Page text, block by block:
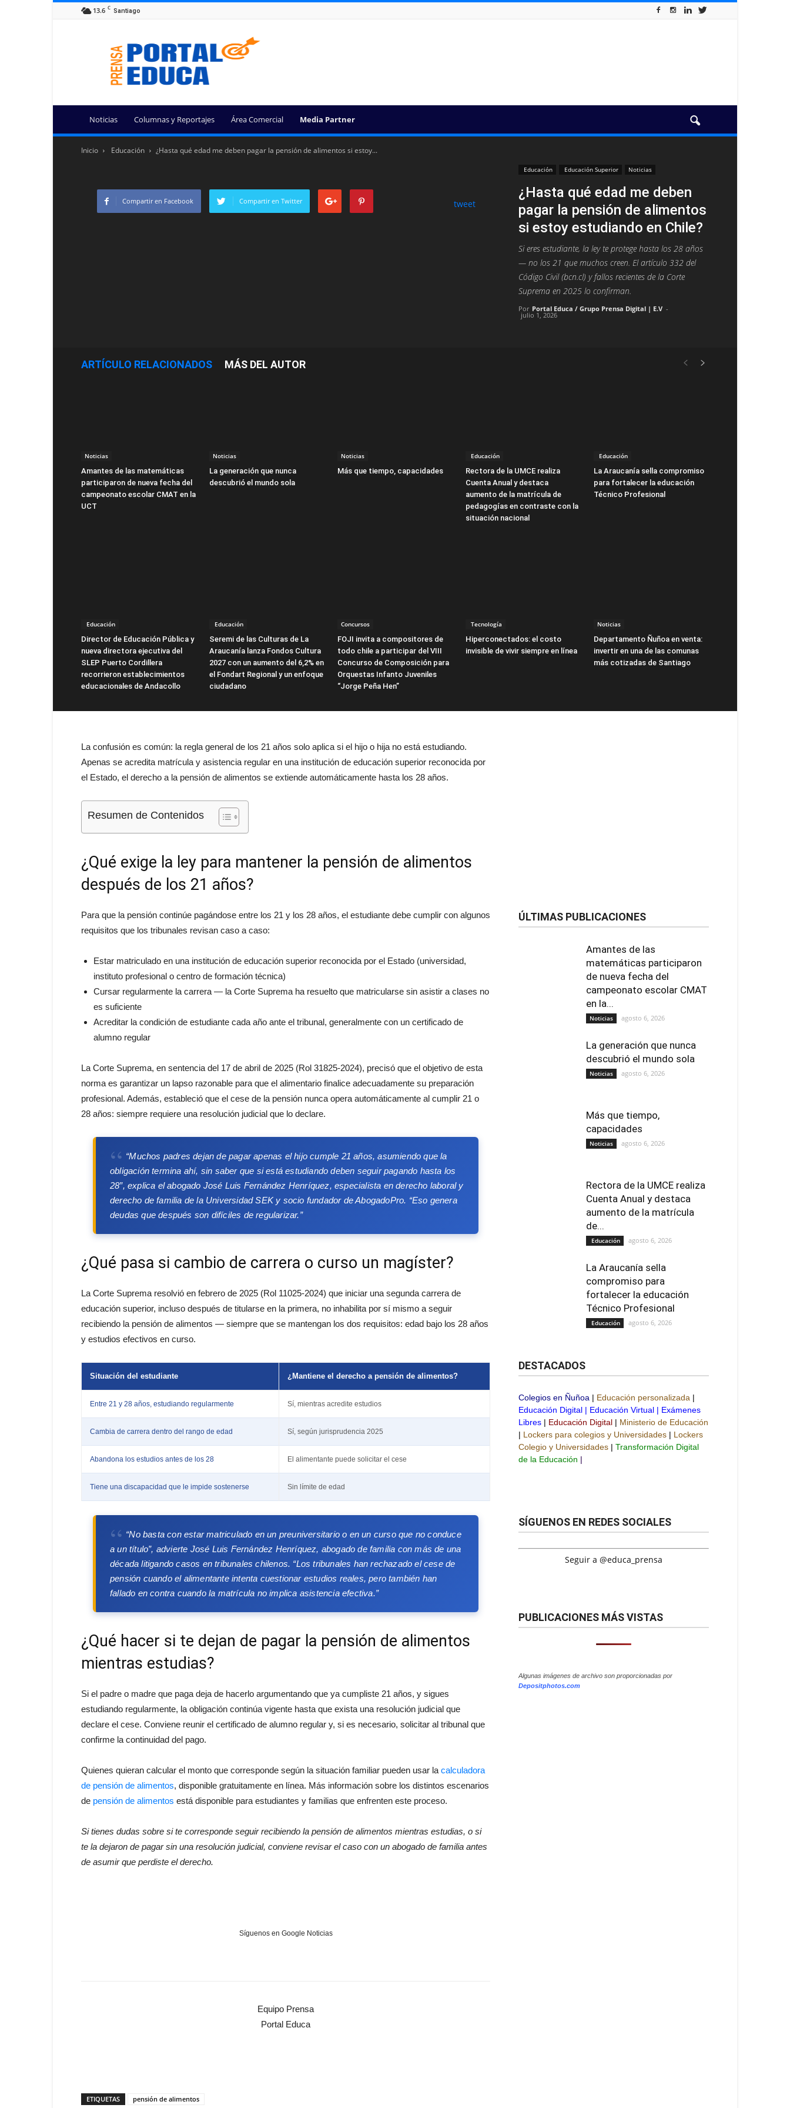
13.6 C Santiago
Portal
Educa
Noticias Columnas y Reportajes Área Comercial Media Partner
Inicio Educación ¿Hasta qué edad me deben pagar la pensión de alimentos si estoy...
Educación Educación Superior Noticias
¿Hasta qué edad me deben
pagar la pensión de alimentos
si estoy estudiando en Chile?
Si eres estudiante, la ley te protege hasta los 28 años
— no los 21 que muchos creen. El artículo 332 del
Código Civil (bcn.cl) y fallos recientes de la Corte
Suprema en 2025 lo confirman.
Por Portal Educa / Grupo Prensa Digital | E.V -
julio 1, 2026
Compartir en Facebook Compartir en Twitter tweet
ARTÍCULO RELACIONADOS MÁS DEL AUTOR
Noticias
Amantes de las matemáticas
participaron de nueva fecha del
campeonato escolar CMAT en la
UCT
Noticias
La generación que nunca
descubrió el mundo sola
Noticias
Más que tiempo, capacidades
Educación
Rectora de la UMCE realiza
Cuenta Anual y destaca
aumento de la matrícula de
pedagogías en contraste con la
situación nacional
Educación
La Araucanía sella compromiso
para fortalecer la educación
Técnico Profesional
Educación
Director de Educación Pública y
nueva directora ejecutiva del
SLEP Puerto Cordillera
recorrieron establecimientos
educacionales de Andacollo
Educación
Seremi de las Culturas de La
Araucanía lanza Fondos Cultura
2027 con un aumento del 6,2% en
el Fondart Regional y un enfoque
ciudadano
Concursos
FOJI invita a compositores de
todo chile a participar del VIII
Concurso de Composición para
Orquestas Infanto Juveniles
“Jorge Peña Hen”
Tecnología
Hiperconectados: el costo
invisible de vivir siempre en línea
Noticias
Departamento Ñuñoa en venta:
invertir en una de las comunas
más cotizadas de Santiago
La confusión es común: la regla general de los 21 años solo aplica si el hijo o hija no está estudiando.
Apenas se acredita matrícula y asistencia regular en una institución de educación superior reconocida por
el Estado, el derecho a la pensión de alimentos se extiende automáticamente hasta los 28 años.
Resumen de Contenidos
¿Qué exige la ley para mantener la pensión de alimentos
después de los 21 años?
Para que la pensión continúe pagándose entre los 21 y los 28 años, el estudiante debe cumplir con algunos
requisitos que los tribunales revisan caso a caso:
Estar matriculado en una institución de educación superior reconocida por el Estado (universidad,
instituto profesional o centro de formación técnica)
Cursar regularmente la carrera — la Corte Suprema ha resuelto que matricularse sin asistir a clases no
es suficiente
Acreditar la condición de estudiante cada año ante el tribunal, generalmente con un certificado de
alumno regular
La Corte Suprema, en sentencia del 17 de abril de 2025 (Rol 31825-2024), precisó que el objetivo de esta
norma es garantizar un lapso razonable para que el alimentario finalice adecuadamente su preparación
profesional. Además, estableció que el cese de la pensión nunca opera automáticamente al cumplir 21 o
28 años: siempre requiere una resolución judicial que lo declare.
“Muchos padres dejan de pagar apenas el hijo cumple 21 años, asumiendo que la
obligación termina ahí, sin saber que si está estudiando deben seguir pagando hasta los
28”, explica el abogado José Luis Fernández Henríquez, especialista en derecho laboral y
derecho de familia de la Universidad SEK y socio fundador de AbogadoPro. “Eso genera
deudas que después son difíciles de regularizar.”
¿Qué pasa si cambio de carrera o curso un magíster?
La Corte Suprema resolvió en febrero de 2025 (Rol 11025-2024) que iniciar una segunda carrera de
educación superior, incluso después de titularse en la primera, no inhabilita por sí mismo a seguir
recibiendo la pensión de alimentos — siempre que se mantengan los dos requisitos: edad bajo los 28 años
y estudios efectivos en curso.
Situación del estudiante ¿Mantiene el derecho a pensión de alimentos?
Entre 21 y 28 años, estudiando regularmente Sí, mientras acredite estudios
Cambia de carrera dentro del rango de edad Sí, según jurisprudencia 2025
Abandona los estudios antes de los 28 El alimentante puede solicitar el cese
Tiene una discapacidad que le impide sostenerse Sin límite de edad
“No basta con estar matriculado en un preuniversitario o en un curso que no conduce
a un título”, advierte José Luis Fernández Henríquez, abogado de familia con más de una
década litigando casos en tribunales chilenos. “Los tribunales han rechazado el cese de
pensión cuando el alimentante intenta cuestionar estudios reales, pero también han
fallado en contra cuando la matrícula no implica asistencia efectiva.”
¿Qué hacer si te dejan de pagar la pensión de alimentos
mientras estudias?
Si el padre o madre que paga deja de hacerlo argumentando que ya cumpliste 21 años, y sigues
estudiando regularmente, la obligación continúa vigente hasta que exista una resolución judicial que
declare el cese. Conviene reunir el certificado de alumno regular y, si es necesario, solicitar al tribunal que
confirme la continuidad del pago.
Quienes quieran calcular el monto que corresponde según la situación familiar pueden usar la calculadora
de pensión de alimentos, disponible gratuitamente en línea. Más información sobre los distintos escenarios
de pensión de alimentos está disponible para estudiantes y familias que enfrenten este proceso.
Si tienes dudas sobre si te corresponde seguir recibiendo la pensión de alimentos mientras estudias, o si
te la dejaron de pagar sin una resolución judicial, conviene revisar el caso con un abogado de familia antes
de asumir que perdiste el derecho.
Síguenos en Google Noticias
Equipo Prensa
Portal Educa
ETIQUETAS pensión de alimentos
ÚLTIMAS PUBLICACIONES
Amantes de las
matemáticas participaron
de nueva fecha del
campeonato escolar CMAT
en la...
Noticias agosto 6, 2026
La generación que nunca
descubrió el mundo sola
Noticias agosto 6, 2026
Más que tiempo,
capacidades
Noticias agosto 6, 2026
Rectora de la UMCE realiza
Cuenta Anual y destaca
aumento de la matrícula
de...
Educación agosto 6, 2026
La Araucanía sella
compromiso para
fortalecer la educación
Técnico Profesional
Educación agosto 6, 2026
DESTACADOS
Colegios en Ñuñoa | Educación personalizada |
Educación Digital | Educación Virtual | Exámenes
Libres | Educación Digital | Ministerio de Educación
| Lockers para colegios y Universidades | Lockers
Colegio y Universidades | Transformación Digital
de la Educación |
SÍGUENOS EN REDES SOCIALES
Seguir a @educa_prensa
PUBLICACIONES MÁS VISTAS
Algunas imágenes de archivo son proporcionadas por
Depositphotos.com